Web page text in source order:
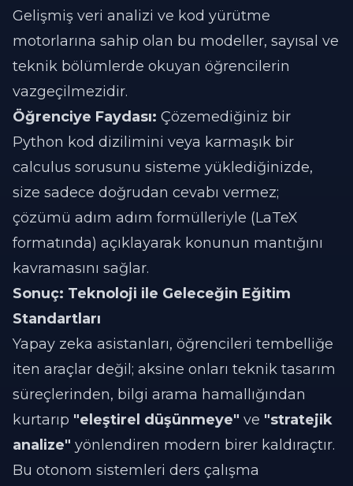
Gelişmiş veri analizi ve kod yürütme
motorlarına sahip olan bu modeller, sayısal ve
teknik bölümlerde okuyan öğrencilerin
vazgeçilmezidir.
Öğrenciye Faydası: Çözemediğiniz bir
Python kod dizilimini veya karmaşık bir
calculus sorusunu sisteme yüklediğinizde,
size sadece doğrudan cevabı vermez;
çözümü adım adım formülleriyle (LaTeX
formatında) açıklayarak konunun mantığını
kavramasını sağlar.
Sonuç: Teknoloji ile Geleceğin Eğitim
Standartları
Yapay zeka asistanları, öğrencileri tembelliğe
iten araçlar değil; aksine onları teknik tasarım
süreçlerinden, bilgi arama hamallığından
kurtarıp "eleştirel düşünmeye" ve "stratejik
analize" yönlendiren modern birer kaldıraçtır.
Bu otonom sistemleri ders çalışma